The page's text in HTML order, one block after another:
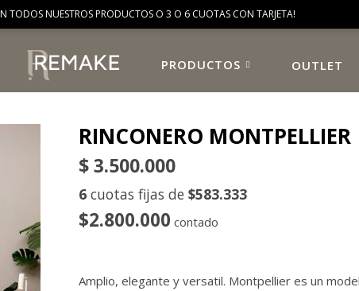
TODOS NUESTROS PRODUCTOS O 3 O 6 CUOTAS CON TARJETA!
PRODUCTOS OUTLET
RINCONERO MONTPELLIER
$3.500.000
6cuotas fijas de $583.333
$2.800.000 contado
Amplio, elegante y versatil. Montpellier es un